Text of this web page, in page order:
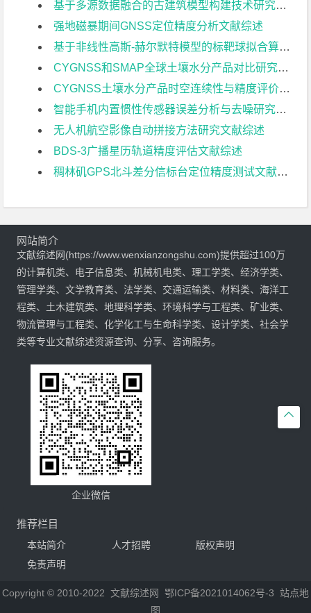
基于多源数据融合的古建筑模型构建技术研究文献综述
强地磁暴期间GNSS定位精度分析文献综述
基于非线性高斯-赫尔默特模型的标靶球拟合算法研究文献综述
CYGNSS和SMAP全球土壤水分产品对比研究文献综述
CYGNSS土壤水分产品时空连续性与精度评价研究文献综述
智能手机内置惯性传感器误差分析与去噪研究文献综述
无人机航空影像自动拼接方法研究文献综述
BDS-3广播星历轨道精度评估文献综述
稠林矶GPS北斗差分信标台定位精度测试文献综述

网站简介
文献综述网(https://www.wenxianzongshu.com)提供超过100万
的计算机类、电子信息类、机械机电类、理工学类、经济学类、
管理学类、文学教育类、法学类、交通运输类、材料类、海洋工
程类、土木建筑类、地理科学类、环境科学与工程类、矿业类、
物流管理与工程类、化学化工与生命科学类、设计学类、社会学
类等专业文献综述资源查询、分享、咨询服务。
企业微信
推荐栏目
本站简介 人才招聘
版权声明
免责声明
Copyright © 2010-2022 文献综述网 鄂ICP备2021014062号-3 站点地
图